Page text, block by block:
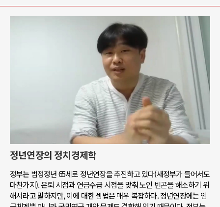
정년연장의 정치경제학
정부는 법정정년 65세로 정년연장을 추진하고 있다(새정부가 들어서도
마찬가지). 은퇴 시점과 연금수급 시점을 맞춰 노인 빈곤을 해소하기 위
해서라고 말하지만, 이에 대한 셈법은 매우 복잡하다. 정년연장에는 임